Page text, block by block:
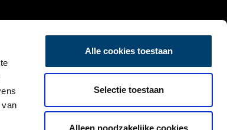
Alle cookies toestaan
Selectie toestaan
Alleen noodzakelijke cookies